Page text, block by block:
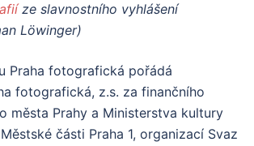
ze slavnostního vyhlášení
Löwinger)
Praha fotografická pořádá
fotografická, z.s. za finančního
města Prahy a Ministerstva kultury
části Praha 1, organizací Svaz